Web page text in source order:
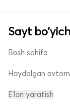
Sayt
Bosh sahifa
Haydalgan
E'lon yaratish